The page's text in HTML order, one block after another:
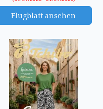
Flugblatt ansehen